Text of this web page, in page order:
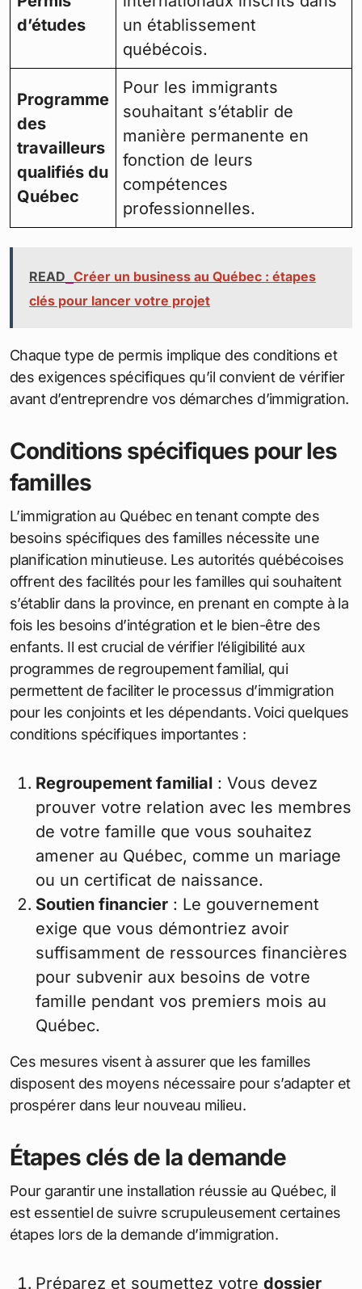
d’études
un établissement
québécois.
Programme
des
travailleurs
qualifiés du
Québec
Pour les immigrants
souhaitant s’établir de
manière permanente en
fonction de leurs
compétences
professionnelles.
READ Créer un business au Québec : étapes
clés pour lancer votre projet
Chaque type de permis implique des conditions et
des exigences spécifiques qu’il convient de vérifier
avant d’entreprendre vos démarches d’immigration.
Conditions spécifiques pour les
familles
L’immigration au Québec en tenant compte des
besoins spécifiques des familles nécessite une
planification minutieuse. Les autorités québécoises
offrent des facilités pour les familles qui souhaitent
s’établir dans la province, en prenant en compte à la
fois les besoins d’intégration et le bien-être des
enfants. Il est crucial de vérifier l’éligibilité aux
programmes de regroupement familial, qui
permettent de faciliter le processus d’immigration
pour les conjoints et les dépendants. Voici quelques
conditions spécifiques importantes :
Regroupement familial : Vous devez
prouver votre relation avec les membres
de votre famille que vous souhaitez
amener au Québec, comme un mariage
ou un certificat de naissance.
Soutien financier : Le gouvernement
exige que vous démontriez avoir
suffisamment de ressources financières
pour subvenir aux besoins de votre
famille pendant vos premiers mois au
Québec.
Ces mesures visent à assurer que les familles
disposent des moyens nécessaire pour s’adapter et
prospérer dans leur nouveau milieu.
Étapes clés de la demande
Pour garantir une installation réussie au Québec, il
est essentiel de suivre scrupuleusement certaines
étapes lors de la demande d’immigration.
Préparez et soumettez votre dossier